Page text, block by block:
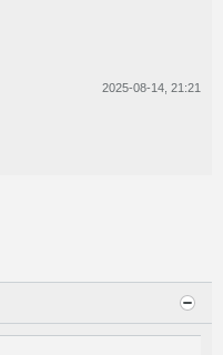
2025-08-14, 21:21